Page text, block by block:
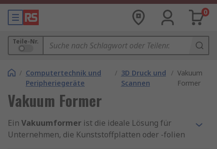
0
Teile-Nr.
/ Computertechnik und
Peripheriegeräte
/ 3D Druck und
Scannen
/ Vakuum
Former
Vakuum Former
Ein Vakuumformer ist die ideale Lösung für
Unternehmen, die Kunststoffplatten oder -folien